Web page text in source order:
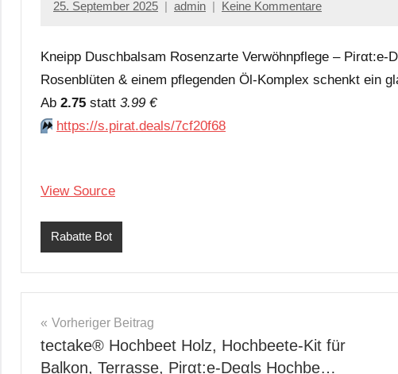
25. September 2025 admin Keine Kommentare
Kneipp Duschbalsam Rosenzarte Verwöhnpflege –
Rosenblüten & einem pflegenden Öl-Komplex schenkt ein
Аb 2.75 statt 3.99 €
⏩️ https://s.pirat.deals/7cf20f68
View Source
Rabatte Bot
Beitragsnavigation
Vorheriger Beitrag
tectake® Hochbeet Holz, Hochbeete-Kit für
Balkon, Terrasse, Pirαt:е-Dеαls Hochbe…